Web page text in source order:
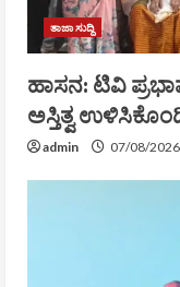
ತಾಜಾ ಸುದ್ದಿ
ಹಾಸನ: ಟಿವಿ
ಅಸ್ತಿತ್ವ
admin 07/08/2026